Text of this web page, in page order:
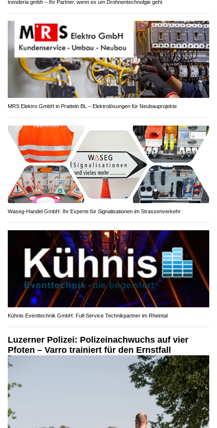
trenderia gmbh – Ihr Partner, wenn es um Drohnentechnolgie geht
MRS Elektro GmbH in Pratteln BL – Elektrolösungen für Neubauprojekte
Waseg-Handel GmbH: Ihr Experte für Signalisationen im Strassenverkehr
Kühnis Eventtechnik GmbH: Full-Service Technikpartner im Rheintal
Luzerner Polizei: Polizeinachwuchs auf vier
Pfoten – Varro trainiert für den Ernstfall